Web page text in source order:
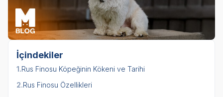
İçindekiler
1.Rus Finosu Köpeğinin Kökeni ve Tarihi
2.Rus Finosu Özellikleri